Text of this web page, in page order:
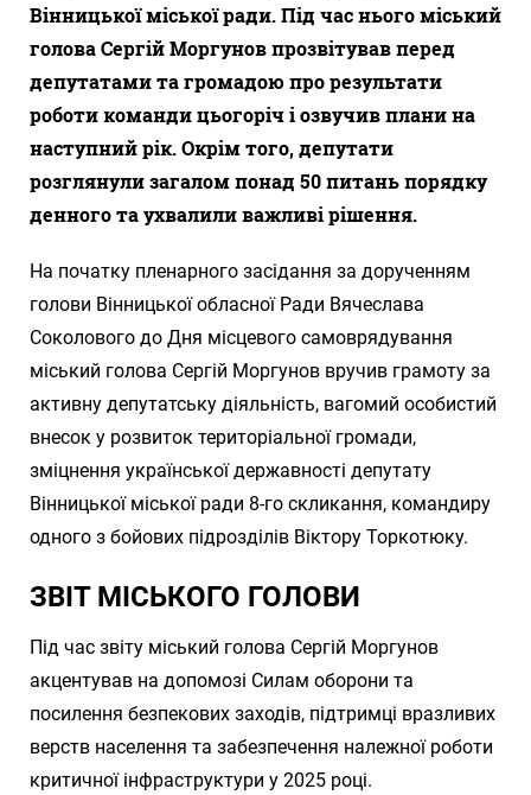
Вінницької міської ради. Під час нього міський
голова Сергій Моргунов прозвітував перед
депутатами та громадою про результати
роботи команди цьогоріч і озвучив плани на
наступний рік. Окрім того, депутати
розглянули загалом понад 50 питань порядку
денного та ухвалили важливі рішення.
На початку пленарного засідання за дорученням
голови Вінницької обласної Ради Вячеслава
Соколового до Дня місцевого самоврядування
міський голова Сергій Моргунов вручив грамоту за
активну депутатську діяльність, вагомий особистий
внесок у розвиток територіальної громади,
зміцнення української державності депутату
Вінницької міської ради 8-го скликання, командиру
одного з бойових підрозділів Віктору Торкотюку.
ЗВІТ МІСЬКОГО ГОЛОВИ
Під час звіту міський голова Сергій Моргунов
акцентував на допомозі Силам оборони та
посилення безпекових заходів, підтримці вразливих
верств населення та забезпечення належної роботи
критичної інфраструктури у 2025 році.